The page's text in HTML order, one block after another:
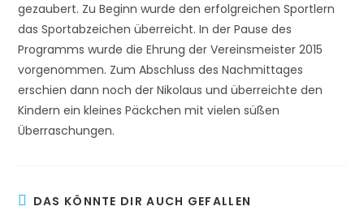
gezaubert. Zu Beginn wurde den erfolgreichen Sportlern
das Sportabzeichen überreicht. In der Pause des
Programms wurde die Ehrung der Vereinsmeister 2015
vorgenommen. Zum Abschluss des Nachmittages
erschien dann noch der Nikolaus und überreichte den
Kindern ein kleines Päckchen mit vielen süßen
Überraschungen.
DAS KÖNNTE DIR AUCH GEFALLEN